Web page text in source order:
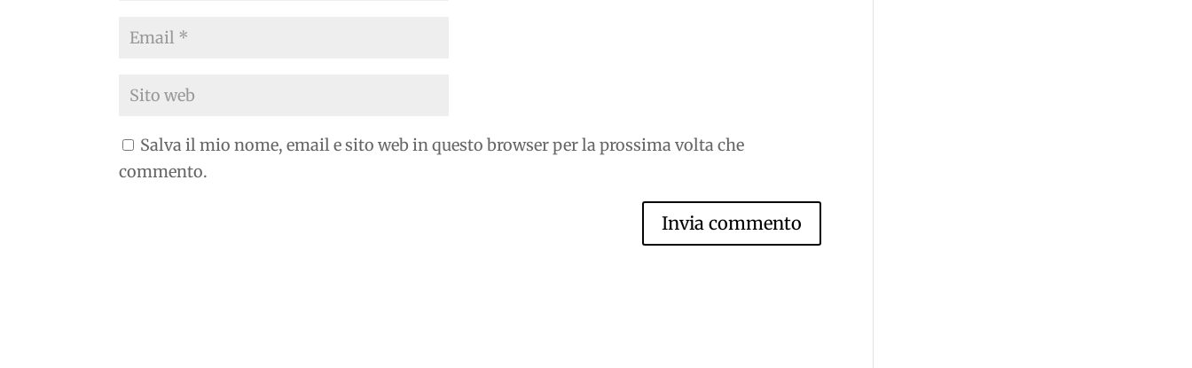
Salva il mio nome, email e sito web in questo browser per la prossima volta che
commento.